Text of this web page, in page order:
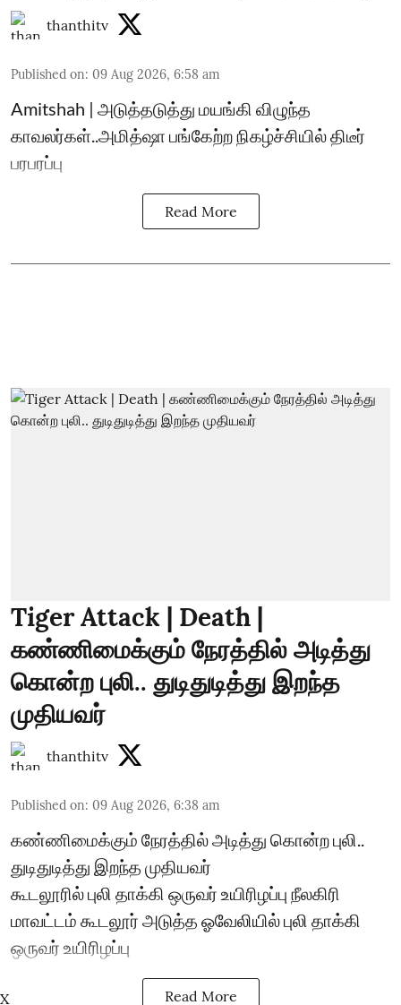
thanthitv
Published on: 09 Aug 2026, 6:58 am
Amitshah | அடுத்தடுத்து மயங்கி விழுந்த
காவலர்கள்..அமித்ஷா பங்கேற்ற நிகழ்ச்சியில் திடீர்
பரபரப்பு
Read More
Tiger Attack | Death |
கண்ணிமைக்கும் நேரத்தில் அடித்து
கொன்ற புலி.. துடிதுடித்து இறந்த
முதியவர்
thanthitv
Published on: 09 Aug 2026, 6:38 am
கண்ணிமைக்கும் நேரத்தில் அடித்து கொன்ற புலி..
துடிதுடித்து இறந்த முதியவர்
கூடலூரில் புலி தாக்கி ஒருவர் உயிரிழப்பு நீலகிரி
மாவட்டம் கூடலூர் அடுத்த ஓவேலியில் புலி தாக்கி
ஒருவர் உயிரிழப்பு
Read More
X